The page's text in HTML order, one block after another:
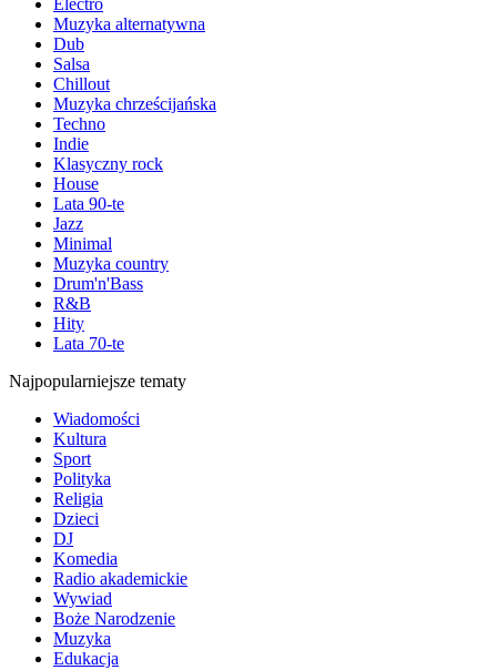
Electro
Muzyka alternatywna
Dub
Salsa
Chillout
Muzyka chrześcijańska
Techno
Indie
Klasyczny rock
House
Lata 90-te
Jazz
Minimal
Muzyka country
Drum'n'Bass
R&B
Hity
Lata 70-te
Najpopularniejsze tematy
Wiadomości
Kultura
Sport
Polityka
Religia
Dzieci
DJ
Komedia
Radio akademickie
Wywiad
Boże Narodzenie
Muzyka
Edukacja